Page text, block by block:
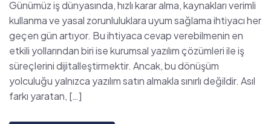
Günümüz iş dünyasında, hızlı karar alma, kaynakları verimli
kullanma ve yasal zorunluluklara uyum sağlama ihtiyacı her
geçen gün artıyor. Bu ihtiyaca cevap verebilmenin en
etkili yollarından biri ise kurumsal yazılım çözümleri ile iş
süreçlerini dijitalleştirmektir. Ancak, bu dönüşüm
yolculuğu yalnızca yazılım satın almakla sınırlı değildir. Asıl
farkı yaratan, […]